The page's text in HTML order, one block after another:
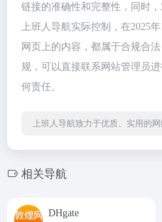
链接的准确性和完整性，同时
上班人导航实际控制，在2025
网页上的内容，都属于合规合
规，可以直接联系网站管理员
何责任。
上班人导航致力于优质、实用的
相关导航
DHgate